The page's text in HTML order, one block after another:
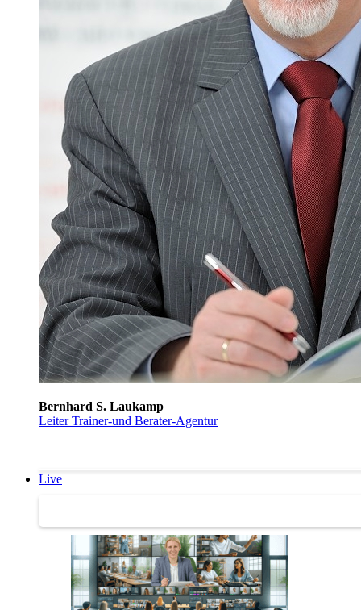
Bernhard S. Laukamp
Leiter Trainer-und Berater-Agentur
Live